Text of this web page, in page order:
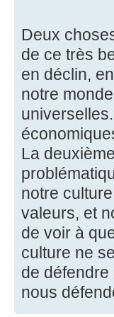
Deux
de ce très
en déclin,
notre
La
notre
valeurs, et
de voir à
culture ne
de
nous